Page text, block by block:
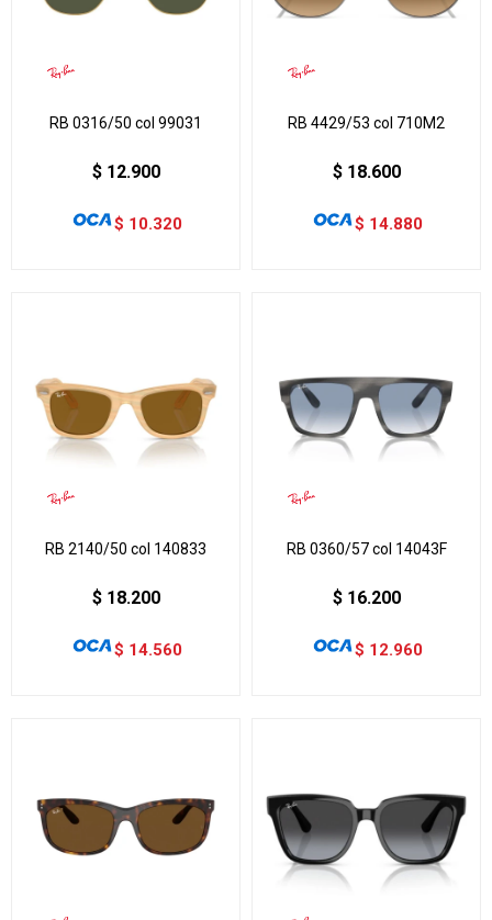
RB 0316/50 col 99031
$ 12.900
$ 10.320
RB 4429/53 col 710M2
$ 18.600
$ 14.880
RB 2140/50 col 140833
$ 18.200
$ 14.560
RB 0360/57 col 14043F
$ 16.200
$ 12.960